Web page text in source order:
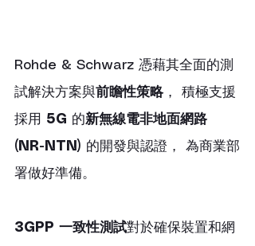
Rohde & Schwarz 憑藉其全面的測
試解決方案與前瞻性策略， 積極支援
採用 5G 的新無線電非地面網路
(NR-NTN) 的開發與認證， 為商業部
署做好準備。
3GPP 一致性測試對於確保裝置和網